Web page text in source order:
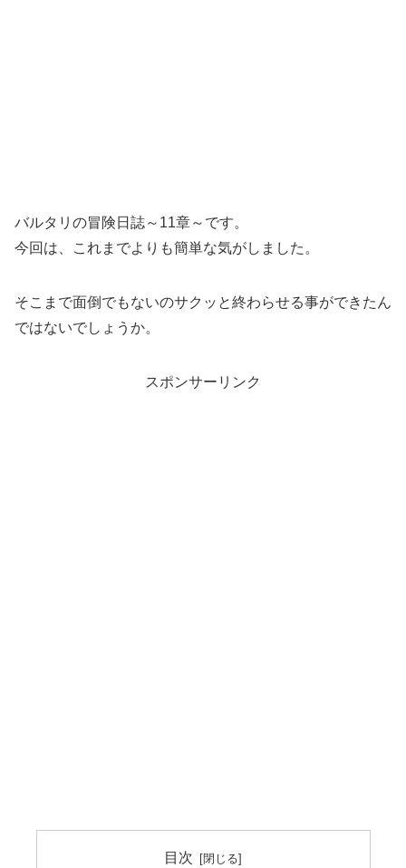
バルタリの冒険日誌～11章～です。
今回は、これまでよりも簡単な気がしました。
そこまで面倒でもないのサクッと終わらせる事ができたん
ではないでしょうか。
スポンサーリンク
目次